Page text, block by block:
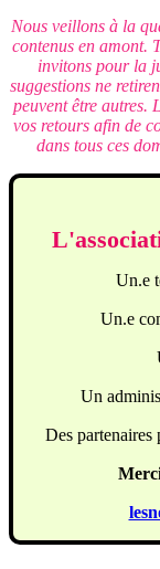
Nous veillons à la
contenus en amont.
invitons pour la
suggestions ne
peuvent être autres.
vos retours afin de
dans tous ces
Un.e
Un.e
Un
Des